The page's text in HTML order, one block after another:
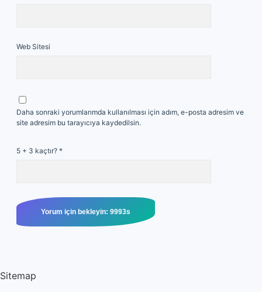
Web Sitesi
Daha sonraki yorumlarımda kullanılması için adım, e-posta adresim ve
site adresim bu tarayıcıya kaydedilsin.
5 + 3 kaçtır? *
Sitemap